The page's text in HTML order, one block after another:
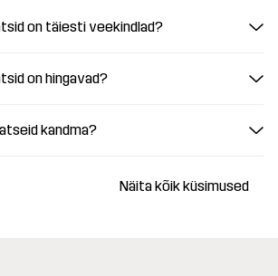
on täiesti veekindlad?
on hingavad?
kandma?
Näita kõik küsimused